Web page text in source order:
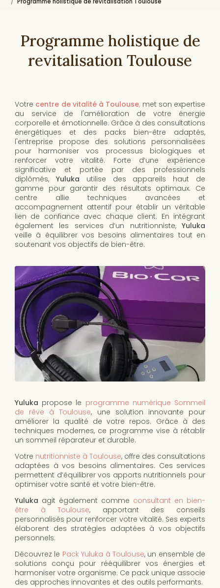
Programme holistique de
revitalisation Toulouse
Votre centre de vitalité à Toulouse, met son expertise
au service de l'amélioration de votre énergie
corporelle et émotionnelle. Grâce à des consultations
énergétiques et des packs bien-être adaptés,
l'entreprise propose des solutions personnalisées
pour harmoniser vos processus biologiques et
renforcer votre vitalité. Forte d’une expérience
significative et portée par des professionnels
diplômés, Yuluka utilise des appareils haut de
gamme pour garantir des résultats optimaux. Ce
centre allie techniques avancées et
accompagnement attentif pour établir un véritable
lien de confiance avec chaque client. En intégrant
également les services d’un nutritionniste, Yuluka
veille à équilibrer vos besoins alimentaires tout en
soutenant vos objectifs de bien-être.
Yuluka propose le programme numérique Sommeil
de rêve à Toulouse, une solution innovante pour
améliorer la qualité de votre repos. Grâce à des
techniques modernes, ce programme vise à rétablir
un sommeil réparateur et durable.
Votre nutritionniste à Toulouse, offre des consultations
adaptées à vos besoins alimentaires. Ces services
permettent d’équilibrer vos apports nutritionnels pour
optimiser votre santé et votre bien-être.
Yuluka agit également comme consultant en bien-
être à Toulouse, apportant des conseils
personnalisés pour renforcer votre vitalité. Ses experts
élaborent des stratégies adaptées à vos objectifs
personnels.
Découvrez le Pack Yuluka à Toulouse, un ensemble de
solutions conçu pour rééquilibrer vos énergies et
harmoniser votre organisme. Ce pack unique associe
des approches innovantes et des outils performants.